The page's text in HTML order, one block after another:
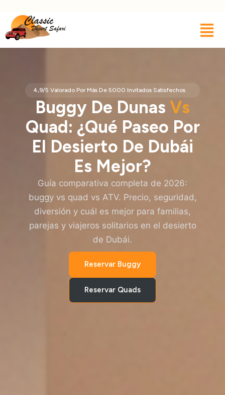
4,9/5 Valorado Por Más De 5000 Invitados Satisfechos
Buggy De Dunas Vs
Quad: ¿Qué Paseo Por
El Desierto De Dubái
Es Mejor?
Guía comparativa completa de 2026:
buggy vs quad vs ATV. Precio, seguridad,
diversión y cuál es mejor para familias,
parejas y viajeros solitarios en el desierto
de Dubái.
Reservar Buggy
Reservar Quads